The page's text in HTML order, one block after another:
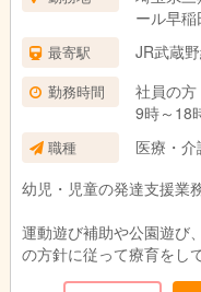
ール早
最寄駅 JR武蔵
勤務時間
社員の方
9時～18
職種
医療・
幼児・児童の発達支援業
運動遊び補助や公園遊び
の方針に従って療育をし